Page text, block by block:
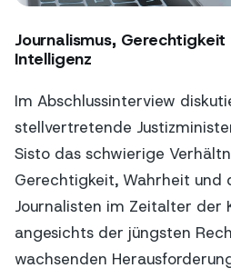
Journalismus, Gerechtigkeit
Intelligenz
Im Abschlussinterview
stellvertretende
Sisto das schwierige
Gerechtigkeit, Wahrheit und
Journalisten im Zeitalter der
angesichts der jüngsten
wachsenden